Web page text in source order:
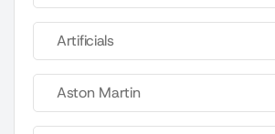
Artificials
Aston Martin